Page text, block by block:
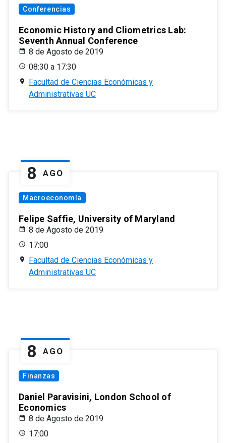
Conferencias
Economic History and Cliometrics Lab:
Seventh Annual Conference
8 de Agosto de 2019
08:30 a 17:30
Facultad de Ciencias Económicas y
Administrativas UC
8 AGO
Macroeconomía
Felipe Saffie, University of Maryland
8 de Agosto de 2019
17:00
Facultad de Ciencias Económicas y
Administrativas UC
8 AGO
Finanzas
Daniel Paravisini, London School of
Economics
8 de Agosto de 2019
17:00